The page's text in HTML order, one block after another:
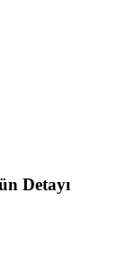
Detayı